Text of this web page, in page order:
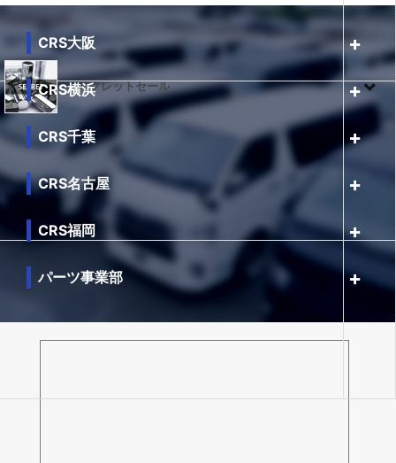
シークレットセール
CRS大阪
CRS横浜
CRS千葉
CRS名古屋
CRS福岡
パーツ事業部